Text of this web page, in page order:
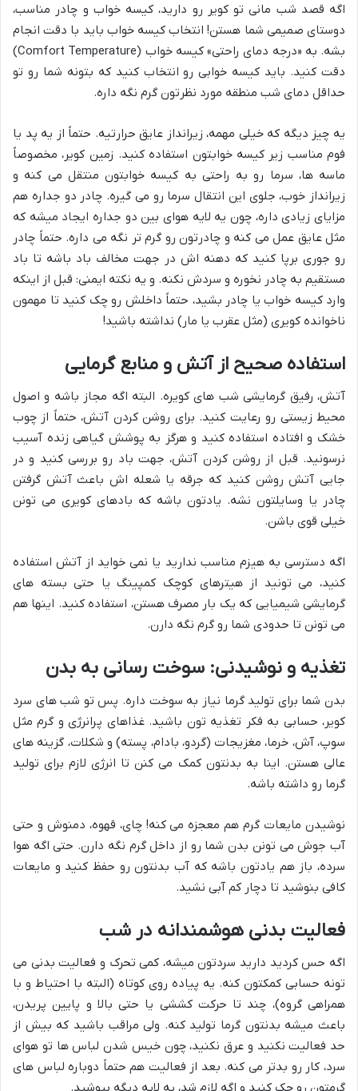
اگه قصد شب مانی تو کویر رو دارید، کیسه خواب و چادر مناسب،
دوستای صمیمی شما هستن! انتخاب کیسه خواب باید با دقت انجام
بشه. به «درجه دمای راحتی» کیسه خواب (Comfort Temperature)
دقت کنید. باید کیسه خوابی رو انتخاب کنید که بتونه شما رو تو
حداقل دمای شب منطقه مورد نظرتون گرم نگه داره.
یه چیز دیگه که خیلی مهمه، زیرانداز عایق حرارتیه. حتماً از یه پد یا
فوم مناسب زیر کیسه خوابتون استفاده کنید. زمین کویر، مخصوصاً
ماسه ها، سرما رو به راحتی به کیسه خوابتون منتقل می کنه و
زیرانداز خوب، جلوی این انتقال سرما رو می گیره. چادر دو جداره هم
مزایای زیادی داره، چون یه لایه هوای بین دو جداره ایجاد میشه که
مثل عایق عمل می کنه و چادرتون رو گرم تر نگه می داره. حتماً چادر
رو جوری برپا کنید که دهنه اش در جهت مخالف باد باشه تا باد
مستقیم به چادر نخوره و سردش نکنه. و یه نکته ایمنی: قبل از اینکه
وارد کیسه خواب یا چادر بشید، حتماً داخلش رو چک کنید تا مهمون
ناخوانده کویری (مثل عقرب یا مار) نداشته باشید!
استفاده صحیح از آتش و منابع گرمایی
آتش، رفیق گرمایشی شب های کویره. البته اگه مجاز باشه و اصول
محیط زیستی رو رعایت کنید. برای روشن کردن آتش، حتماً از چوب
خشک و افتاده استفاده کنید و هرگز به پوشش گیاهی زنده آسیب
نرسونید. قبل از روشن کردن آتش، جهت باد رو بررسی کنید و در
جایی آتش روشن کنید که جرقه یا شعله اش باعث آتش گرفتن
چادر یا وسایلتون نشه. یادتون باشه که بادهای کویری می تونن
خیلی قوی باشن.
اگه دسترسی به هیزم مناسب ندارید یا نمی خواید از آتش استفاده
کنید، می تونید از هیترهای کوچک کمپینگ یا حتی بسته های
گرمایشی شیمیایی که یک بار مصرف هستن، استفاده کنید. اینها هم
می تونن تا حدودی شما رو گرم نگه دارن.
تغذیه و نوشیدنی: سوخت رسانی به بدن
بدن شما برای تولید گرما نیاز به سوخت داره. پس تو شب های سرد
کویر، حسابی به فکر تغذیه تون باشید. غذاهای پرانرژی و گرم مثل
سوپ، آش، خرما، مغزیجات (گردو، بادام، پسته) و شکلات، گزینه های
عالی هستن. اینا به بدنتون کمک می کنن تا انرژی لازم برای تولید
گرما رو داشته باشه.
نوشیدن مایعات گرم هم معجزه می کنه! چای، قهوه، دمنوش و حتی
آب جوش می تونن بدن شما رو از داخل گرم نگه دارن. حتی اگه هوا
سرده، باز هم یادتون باشه که آب بدنتون رو حفظ کنید و مایعات
کافی بنوشید تا دچار کم آبی نشید.
فعالیت بدنی هوشمندانه در شب
اگه حس کردید دارید سردتون میشه، کمی تحرک و فعالیت بدنی می
تونه حسابی کمکتون کنه. یه پیاده روی کوتاه (البته با احتیاط و با
همراهی گروه)، چند تا حرکت کششی یا حتی بالا و پایین پریدن،
باعث میشه بدنتون گرما تولید کنه. ولی مراقب باشید که بیش از
حد فعالیت نکنید و عرق نکنید، چون خیس شدن لباس ها تو هوای
سرد، کار رو بدتر می کنه. بعد از فعالیت هم حتماً دوباره لباس های